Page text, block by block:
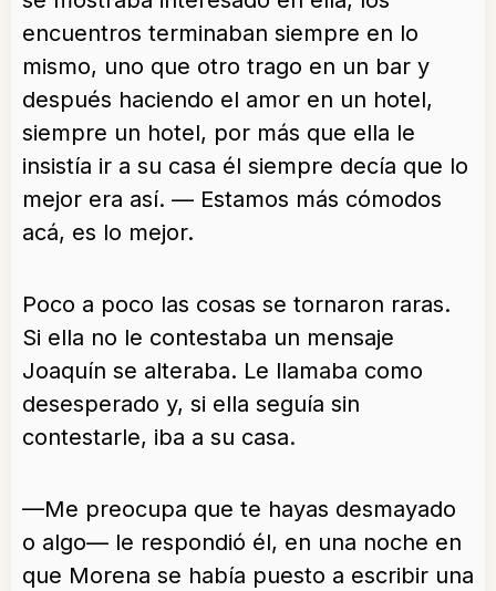
encuentros terminaban siempre en lo
mismo, uno que otro trago en un bar y
después haciendo el amor en un hotel,
siempre un hotel, por más que ella le
insistía ir a su casa él siempre decía que lo
mejor era así. — Estamos más cómodos
acá, es lo mejor.
Poco a poco las cosas se tornaron raras.
Si ella no le contestaba un mensaje
Joaquín se alteraba. Le llamaba como
desesperado y, si ella seguía sin
contestarle, iba a su casa.
—Me preocupa que te hayas desmayado
o algo— le respondió él, en una noche en
que Morena se había puesto a escribir una